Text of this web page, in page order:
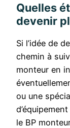
Quelles
devenir
Si l’idée de
chemin à
monteur en
ou une
le BP